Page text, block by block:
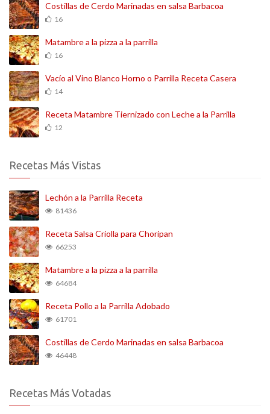
Costillas de Cerdo Marinadas en salsa Barbacoa
16
Matambre a la pizza a la parrilla
16
Vacío al Vino Blanco Horno o Parrilla Receta Casera
14
Receta Matambre Tiernizado con Leche a la Parrilla
12
Recetas Más Vistas
Lechón a la Parrilla Receta
81436
Receta Salsa Criolla para Choripan
66253
Matambre a la pizza a la parrilla
64684
Receta Pollo a la Parrilla Adobado
61701
Costillas de Cerdo Marinadas en salsa Barbacoa
46448
Recetas Más Votadas